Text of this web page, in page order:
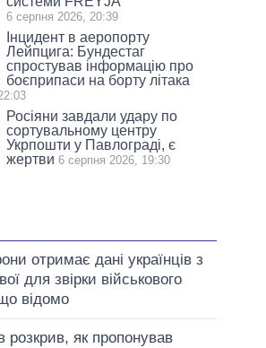
6 серпня 2026, 20:39
Інцидент в аеропорту
Лейпцига: Бундестаг
спростував інформацію про
боєприпаси на борту літака
Росіяни завдали удару по
сортувальному центру
Укрпошти у Павлограді, є
жертви 6 серпня 2026, 19:30
отримає дані українців з
для звірки військового
відомо
розкрив, як пропонував